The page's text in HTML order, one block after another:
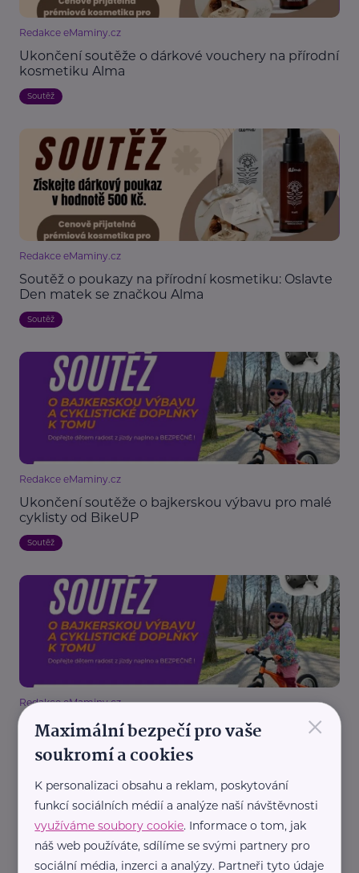
Redakce eMaminy.cz
Ukončení soutěže o dárkové vouchery na přírodní
kosmetiku Alma
Soutěž
Redakce eMaminy.cz
Soutěž o poukazy na přírodní kosmetiku: Oslavte
Den matek se značkou Alma
Soutěž
Redakce eMaminy.cz
Ukončení soutěže o bajkerskou výbavu pro malé
cyklisty od BikeUP
Soutěž
Redakce eMaminy.cz
Soutěž o bajkerskou výbavu pro malé cyklisty od
BikeUP
×
Maximální bezpečí pro vaše
soukromí a cookies
K personalizaci obsahu a reklam, poskytování
funkcí sociálních médií a analýze naší návštěvnosti
využíváme soubory cookie. Informace o tom, jak
náš web používáte, sdílíme se svými partnery pro
sociální média, inzerci a analýzy. Partneři tyto údaje